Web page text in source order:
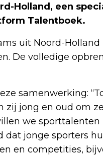
Holland, een
Talentboek.
uit Noord-Holland
De volledige
samenwerking:
zij jong en oud om
we sporttalenten
dat jonge sporters
en competities,